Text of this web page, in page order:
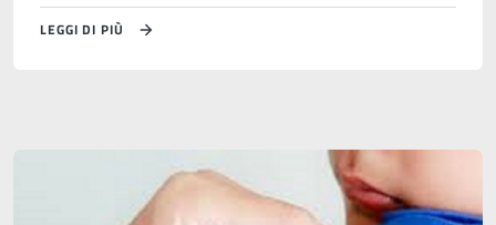
LEGGI DI PIÙ